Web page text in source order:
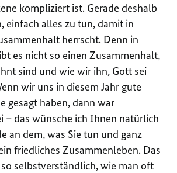
kompliziert ist. Gerade deshalb
einfach alles zu tun, damit in
herrscht. Denn in
es nicht so einen Zusammenhalt,
sind und wie wir ihn, Gott sei
wir uns in diesem Jahr gute
gesagt haben, dann war
– das wünsche ich Ihnen natürlich
an dem, was Sie tun und ganz
friedliches Zusammenleben. Das
selbstverständlich, wie man oft